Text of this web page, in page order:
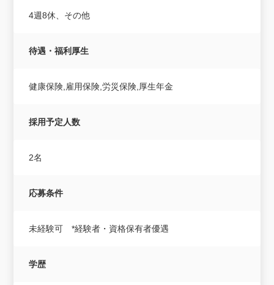
4週8休、その他
待遇・福利厚生
健康保険,雇用保険,労災保険,厚生年金
採用予定人数
2名
応募条件
未経験可 *経験者・資格保有者優遇
学歴